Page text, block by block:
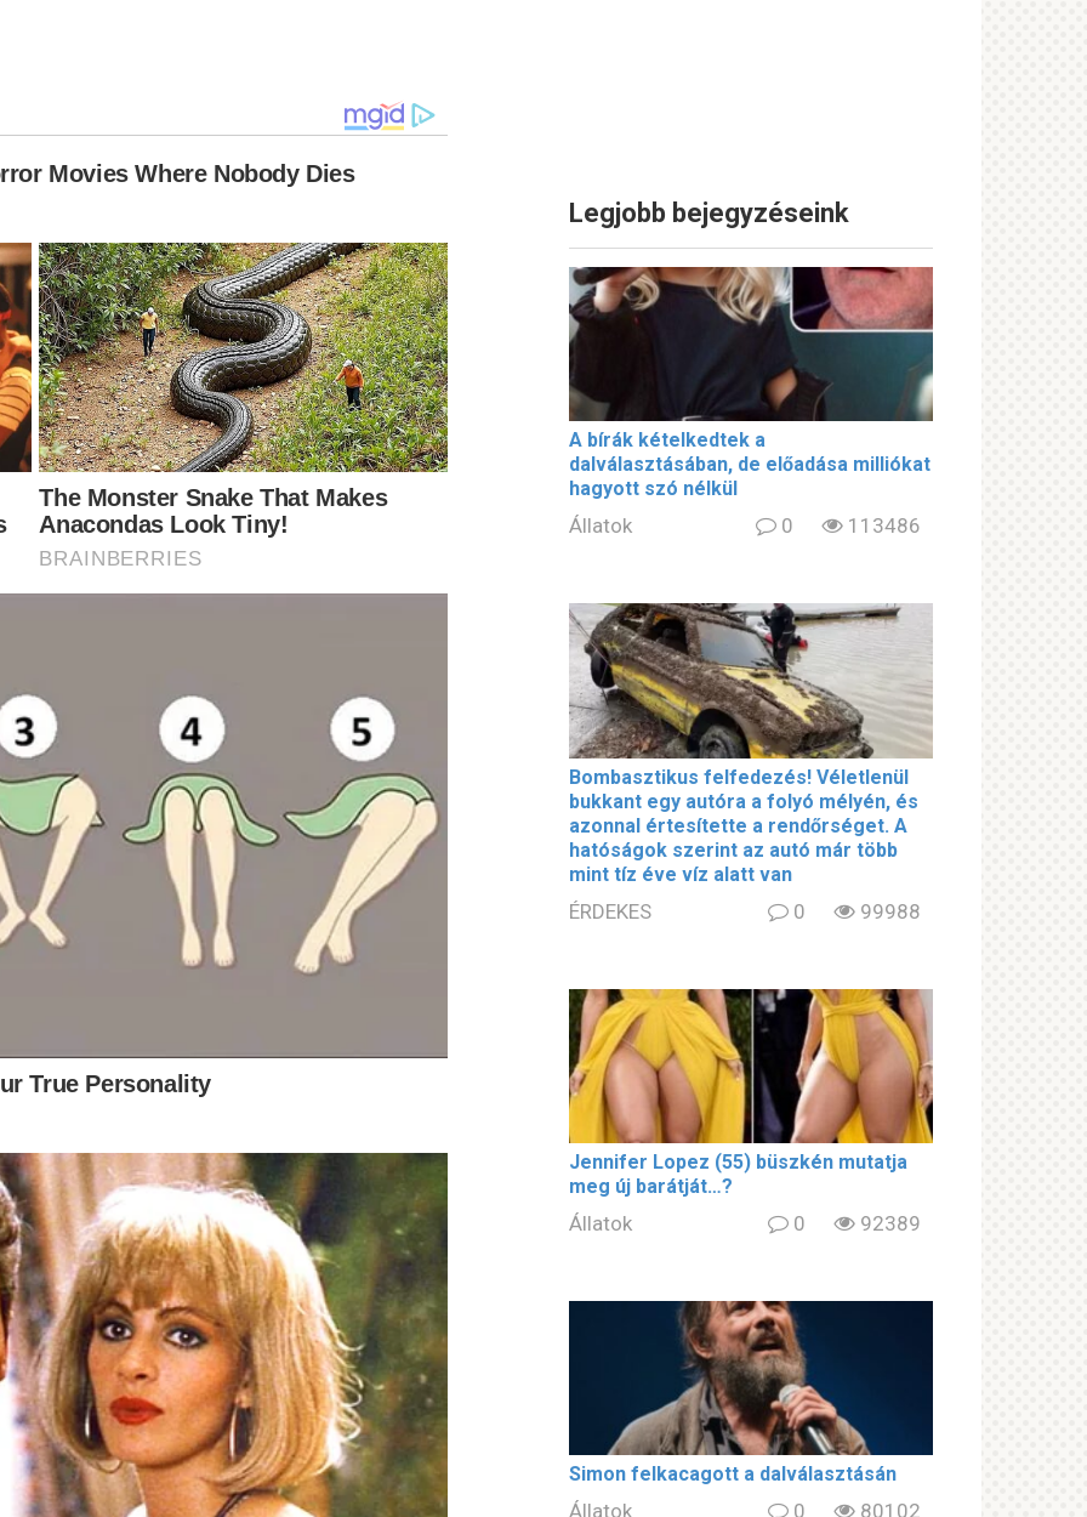
Legjobb bejegyzéseink
A bírák kételkedtek a
dalválasztásában, de előadása milliókat
hagyott szó nélkül
Állatok 0 113486
Bombasztikus felfedezés! Véletlenül
bukkant egy autóra a folyó mélyén, és
azonnal értesítette a rendőrséget. A
hatóságok szerint az autó már több
mint tíz éve víz alatt van
ÉRDEKES 0 99988
Jennifer Lopez (55) büszkén mutatja
meg új barátját…?
Állatok 0 92389
Simon felkacagott a dalválasztásán
Állatok 0 80102